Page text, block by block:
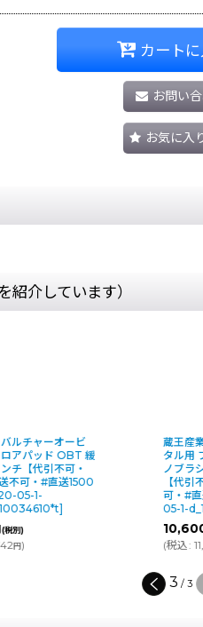
カート
お問い
お気に入
介しています）
ルチャーオービ
アパッド OBT 緩
チ【代引不可・
不可・#直送1500
05-1-
]
(税別)
円)
蔵王産
タル用
ノブラ
【代引
可・#直
05-1-
(税込:
3 / 3